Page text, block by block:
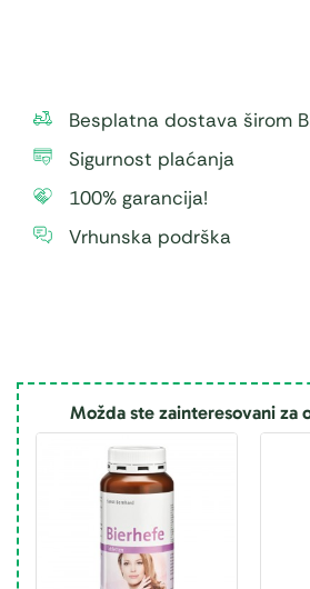
Besplatna dostava širom
Sigurnost plaćanja
100% garancija!
Vrhunska podrška
Možda ste zainteresovani za